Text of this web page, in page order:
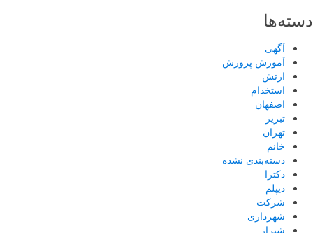
دسته‌ها
آگهی
آموزش پرورش
ارتش
استخدام
اصفهان
تبریز
تهران
خانم
دسته‌بندی نشده
دکترا
دیپلم
شرکت
شهرداری
شیراز